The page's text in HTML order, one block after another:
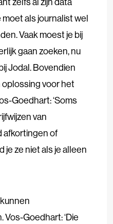
als journalist wel
Vaak moest je bij
gaan zoeken, nu
Jodal. Bovendien
voor het
Goedhart: ‘Soms
van
afkortingen of
je ze niet als je alleen
Goedhart: ‘Die